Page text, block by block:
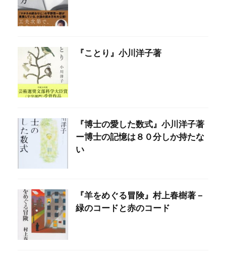
『ことり』小川洋子著
『博士の愛した数式』小川洋子著
ー博士の記憶は８０分しか持たな
い
『羊をめぐる冒険』村上春樹著－
緑のコードと赤のコード